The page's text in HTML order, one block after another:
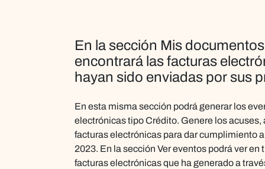
En la sección Mis documentos
encontrará las facturas
hayan sido enviadas por sus
En esta misma sección podrá generar los
electrónicas tipo Crédito. Genere los
facturas electrónicas para dar cumplimiento
2023. En la sección Ver eventos podrá ver
facturas electrónicas que ha generado a